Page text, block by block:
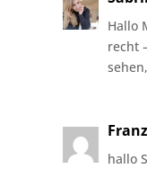
Hallo
recht
hallo